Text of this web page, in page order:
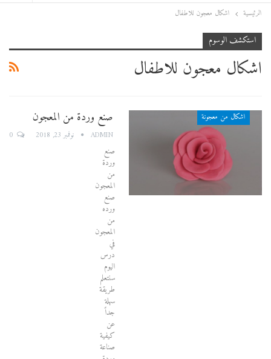
الرئيسية اشكال معجون للاطفال
استكشف الوسوم
اشكال معجون للاطفال
اشكال من معجونة صنع وردة من المعجون
ADMIN نوفمبر 23, 2018
صنع
وردة
من
المعجون
صنع
ورده
من
المعجون
في
درس
اليوم
سنتعلم
طريقة
سهلة
جداً
عن
كيفية
صناعة